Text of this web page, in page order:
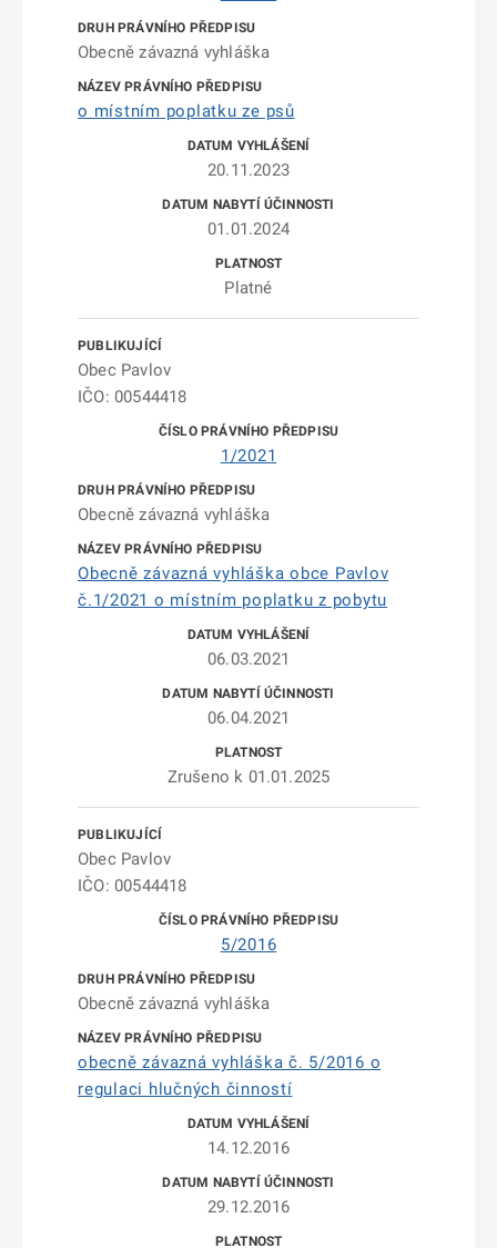
Obecně závazná vyhláška
o místním poplatku ze psů
20.11.2023
01.01.2024
Platné
Obec Pavlov
IČO: 00544418
1/2021
Obecně závazná vyhláška
Obecně závazná vyhláška obce Pavlov
č.1/2021 o místním poplatku z pobytu
06.03.2021
06.04.2021
Zrušeno k 01.01.2025
Obec Pavlov
IČO: 00544418
5/2016
Obecně závazná vyhláška
obecně závazná vyhláška č. 5/2016 o
regulaci hlučných činností
14.12.2016
29.12.2016